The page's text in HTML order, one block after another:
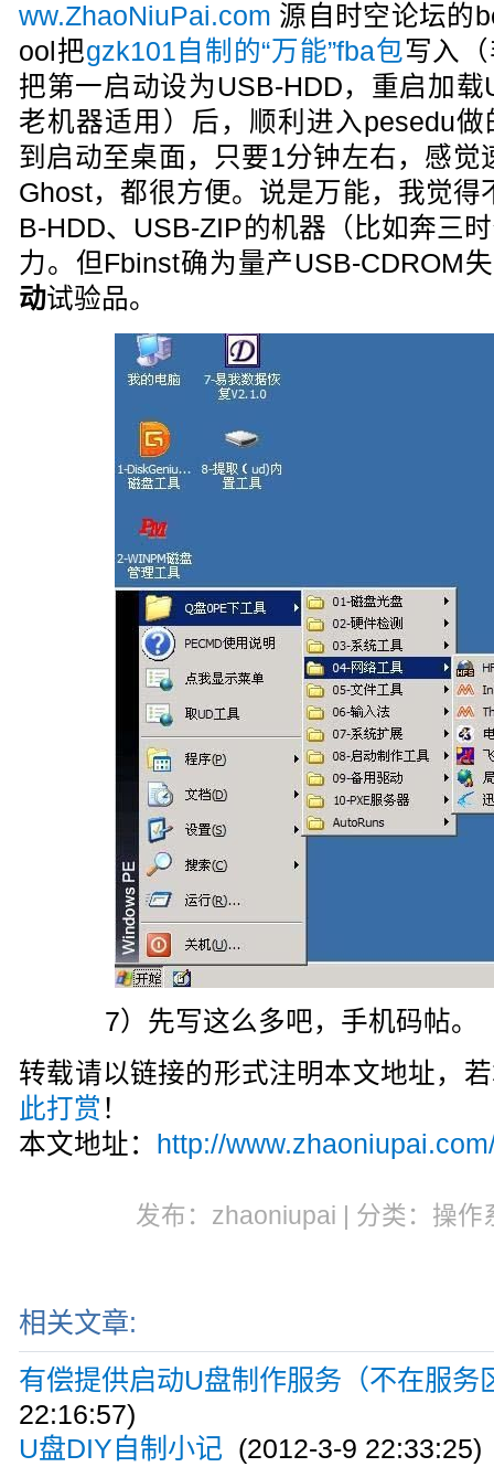
ww.ZhaoNiuPai.com 源自时空论坛的
ool把gzk101自制的“万能”fba包写入
把第一启动设为USB-HDD，重启加
老机器适用）后，顺利进入pesedu
到启动至桌面，只要1分钟左右，感
Ghost，都很方便。说是万能，我觉
B-HDD、USB-ZIP的机器（比如奔三
力。但Fbinst确为量产USB-CDROM
动试验品。
7）先写这么多吧，手机码帖。
转载请以链接的形式注明本文地址，
此打赏 ！
本文地址：
http://
发布：zhaoniupai | 分类：操作
相关文章:
有偿提供启动U盘制作服务（不在服务
22:16:57)
U盘DIY自制小记 (2012-3-9 22:33:25)